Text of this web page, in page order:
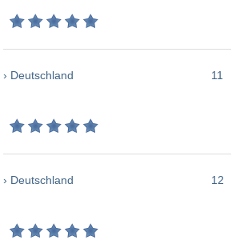
› Deutschland 11
› Deutschland 12